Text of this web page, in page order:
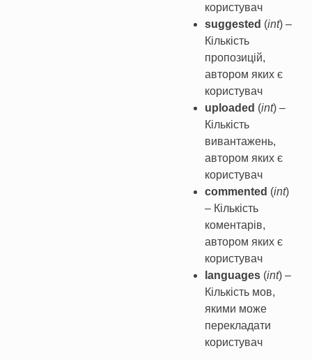
користувач
suggested (int) –
Кількість
пропозицій,
автором яких є
користувач
uploaded (int) –
Кількість
вивантажень,
автором яких є
користувач
commented (int)
– Кількість
коментарів,
автором яких є
користувач
languages(int) –
Кількість мов,
якими може
перекладати
користувач